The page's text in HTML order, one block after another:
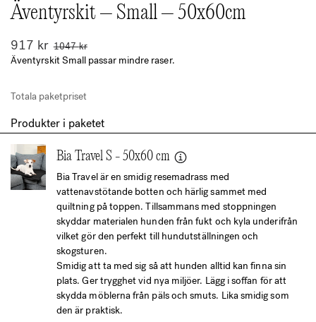
Äventyrskit – Small – 50x60cm
917 kr 1047kr
Äventyrskit Small passar mindre raser.
Totala paketpriset
Produkter i paketet
Bia Travel S - 50x60 cm
Bia Travel är en smidig resemadrass med
vattenavstötande botten och härlig sammet med
quiltning på toppen. Tillsammans med stoppningen
skyddar materialen hunden från fukt och kyla underifrån
vilket gör den perfekt till hundutställningen och
skogsturen.
Smidig att ta med sig så att hunden alltid kan finna sin
plats. Ger trygghet vid nya miljöer. Lägg i soffan för att
skydda möblerna från päls och smuts. Lika smidig som
den är praktisk.